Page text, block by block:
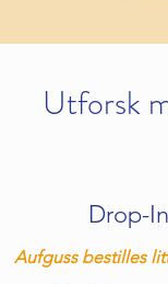
Utforsk
Drop-
Aufguss bestilles